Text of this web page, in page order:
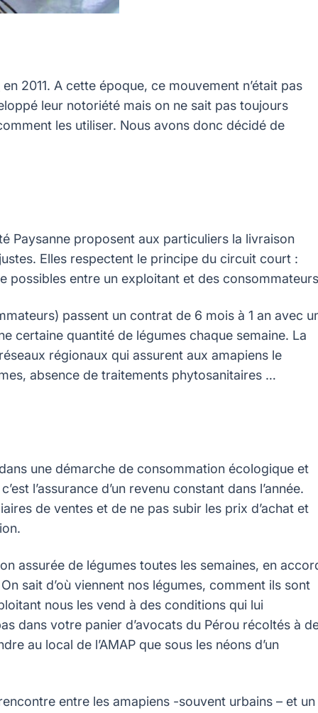
en 2011. A cette époque, ce mouvement n’était pas
leur notoriété mais on ne sait pas toujours
les utiliser. Nous avons donc décidé de
Paysanne proposent aux particuliers la livraison
Elles respectent le principe du circuit court :
possibles entre un exploitant et des
passent un contrat de 6 mois à 1 an avec
certaine quantité de légumes chaque semaine. La
régionaux qui assurent aux amapiens le
absence de traitements phytosanitaires …
une démarche de consommation écologique et
l’assurance d’un revenu constant dans l’année.
de ventes et de ne pas subir les prix d’achat et
assurée de légumes toutes les semaines, en
sait d’où viennent nos légumes, comment ils sont
nous les vend à des conditions qui lui
dans votre panier d’avocats du Pérou récoltés à
au local de l’AMAP que sous les néons d’un
entre les amapiens -souvent urbains – et un